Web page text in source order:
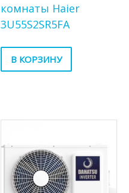
комнаты Haier
3U55S2SR5FA
В КОРЗИНУ